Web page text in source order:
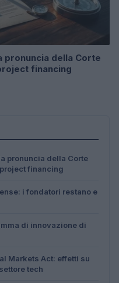
pronuncia della Corte
financing
pronuncia della Corte
financing
i fondatori restano e
di innovazione di
Markets Act: effetti su
tech